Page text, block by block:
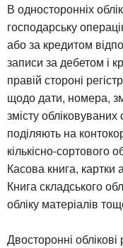
В односторонніх
господарську
або за кредитом
записи за дебетом і
правій стороні
щодо дати, номера,
змісту
поділяють на
кількісно-сортового
Касова книга, картки
Книга складського
обліку матеріалів
Двосторонні